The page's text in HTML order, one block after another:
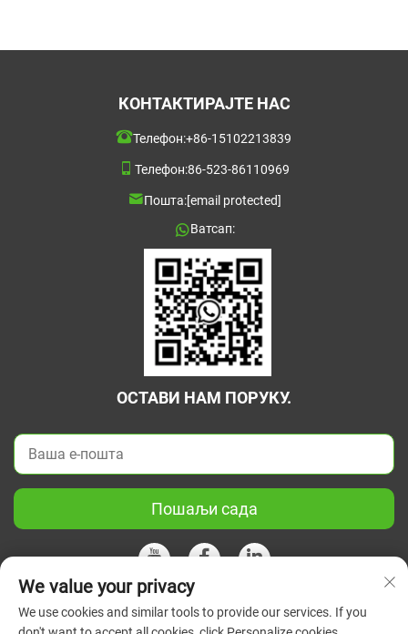
КОНТАКТИРАЈТЕ НАС
Телефон:+86-15102213839
Телефон:86-523-86110969
Пошта:[email protected]
Ватсап:
ОСТАВИ НАМ ПОРУКУ.
Пошаљи сада
Ауторско право © 2026 Кина Јиангсу Зелени Унион Научни
We value your privacy
We use cookies and similar tools to provide our services. If you